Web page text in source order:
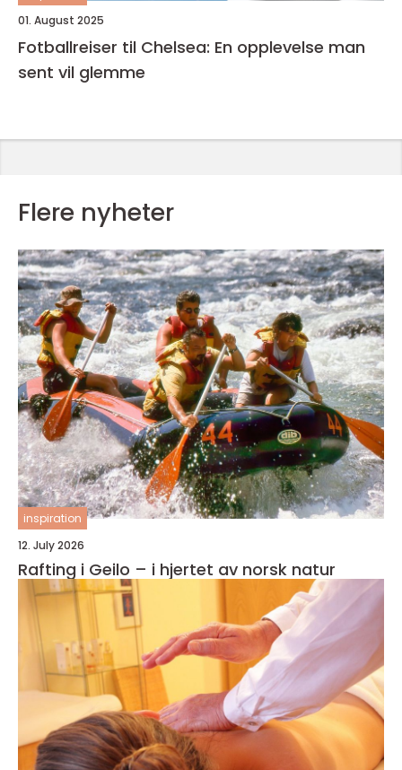
01. August 2025
Fotballreiser til Chelsea: En opplevelse man
sent vil glemme
Flere nyheter
inspiration
12. July 2026
Rafting i Geilo – i hjertet av norsk natur